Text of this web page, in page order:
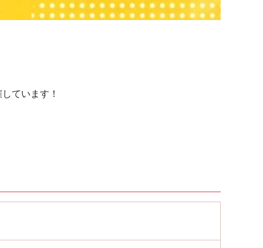
ています！